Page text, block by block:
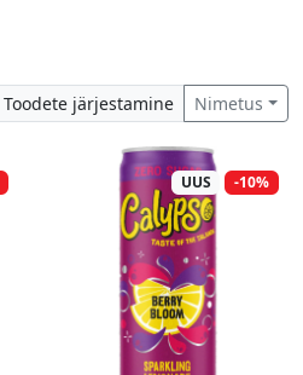
Toodete järjestamine Nimetus
UUS -10%